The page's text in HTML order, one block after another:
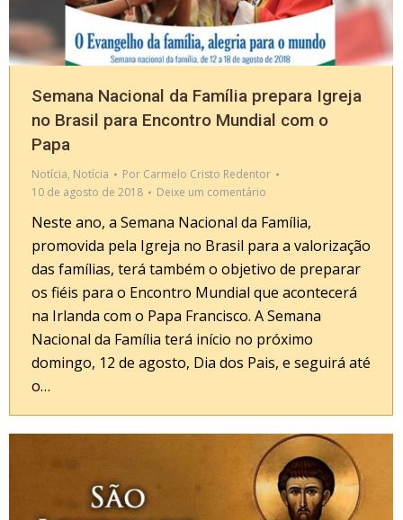
Semana Nacional da Família prepara Igreja
no Brasil para Encontro Mundial com o
Papa
Notícia, Notícia Por Carmelo Cristo Redentor
10 de agosto de 2018
Deixe um comentário
Neste ano, a Semana Nacional da Família,
promovida pela Igreja no Brasil para a valorização
das famílias, terá também o objetivo de preparar
os fiéis para o Encontro Mundial que acontecerá
na Irlanda com o Papa Francisco. A Semana
Nacional da Família terá início no próximo
domingo, 12 de agosto, Dia dos Pais, e seguirá até
o…